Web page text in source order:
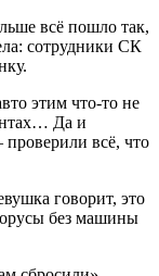
всё пошло так,
сотрудники СК
этим что-то не
Да и
всё, что
говорит, это
без машины